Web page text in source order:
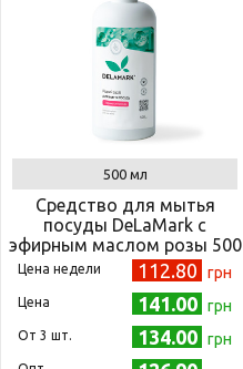
500 мл
Средство для мытья
посуды DeLaMark с
эфирным маслом розы 500
мл
Цена недели 112.80 грн
Цена 141.00 грн
Oт 3 шт. 134.00 грн